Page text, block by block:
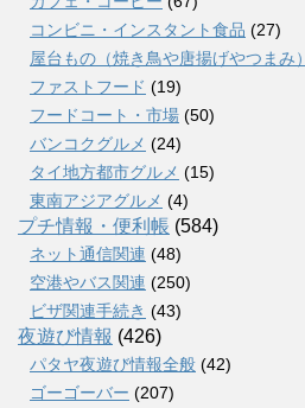
コンビニ・インスタント食品 (27)
屋台もの（焼き鳥や唐揚げやつまみ）
ファストフード (19)
フードコート・市場 (50)
バンコクグルメ (24)
タイ地方都市グルメ (15)
東南アジアグルメ (4)
プチ情報・便利帳 (584)
ネット通信関連 (48)
空港やバス関連 (250)
ビザ関連手続き (43)
夜遊び情報 (426)
パタヤ夜遊び情報全般 (42)
ゴーゴーバー (207)